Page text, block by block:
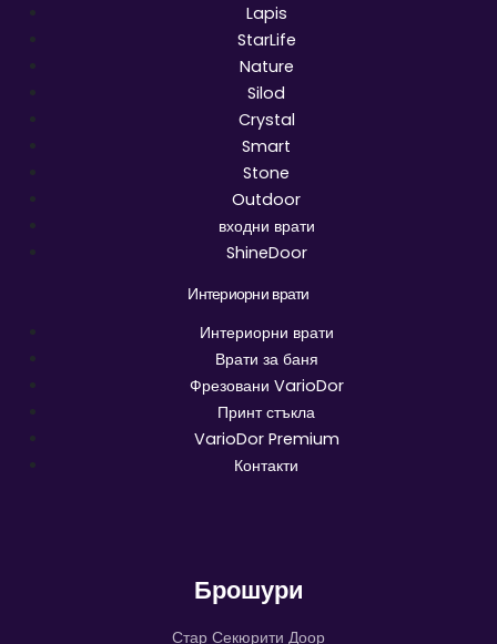
Lapis
StarLife
Nature
Silod
Crystal
Smart
Stone
Outdoor
входни врати
ShineDoor
Интериорни врати
Интериорни врати
Врати за баня
Фрезовани VarioDor
Принт стъкла
VarioDor Premium
Контакти
Брошури
Стар Секюрити Доор